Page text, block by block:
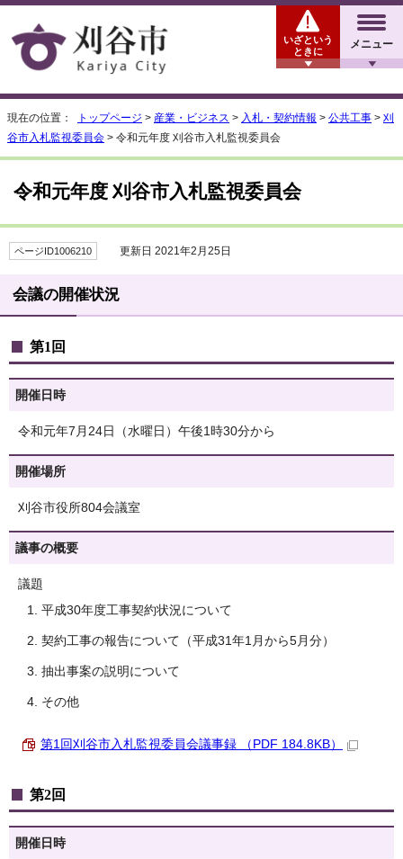
メニュー
いざという
ときに
現在の位置： トップページ > 産業・ビジネス > 入札・契約情報 > 公共工事 > 刈
谷市入札監視委員会 > 令和元年度 刈谷市入札監視委員会
令和元年度 刈谷市入札監視委員会
ページID1006210 更新日 2021年2月25日
会議の開催状況
第1回
開催日時
令和元年7月24日（水曜日）午後1時30分から
開催場所
刈谷市役所804会議室
議事の概要
議題
平成30年度工事契約状況について
契約工事の報告について（平成31年1月から5月分）
抽出事案の説明について
その他
第1回刈谷市入札監視委員会議事録 （PDF 184.8KB）
第2回
開催日時